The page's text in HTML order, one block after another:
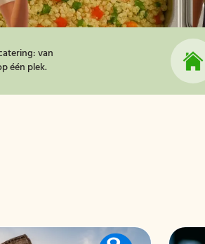
van
één plek.